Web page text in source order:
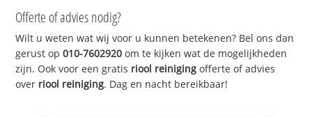
Offerte of advies nodig?
Wilt u weten wat wij voor u kunnen betekenen? Bel ons dan
gerust op010-7602920 om te kijken wat de mogelijkheden
zijn. Ook voor een gratis riool reiniging offerte of advies
over riool reiniging. Dag en nacht bereikbaar!